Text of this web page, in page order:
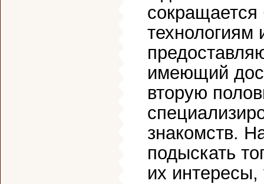
технологиям
имеющий
вторую
знакомств.
подыскать
их интересы,